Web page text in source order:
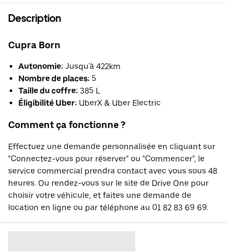
Description
Cupra Born
Autonomie: Jusqu'à 422km
Nombre de places: 5
Taille du coffre: 385 L
Éligibilité Uber: UberX & Uber Electric
Comment ça fonctionne ?
Effectuez une demande personnalisée en cliquant sur
"Connectez-vous pour réserver" ou "Commencer", le
service commercial prendra contact avec vous sous 48
heures. Ou rendez-vous sur le site de Drive One pour
choisir votre véhicule, et faites une demande de
location en ligne ou par téléphone au 01 82 83 69 69.